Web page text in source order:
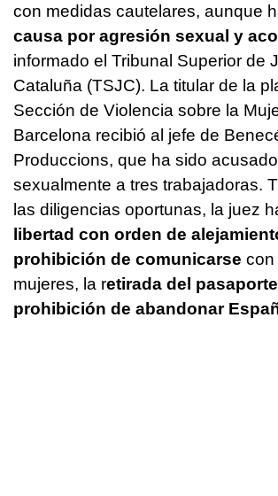
con medidas cautelares, aunque
causa por agresión sexual y
informado el Tribunal Superior de
Cataluña (TSJC). La titular de la
Sección de Violencia sobre la
Barcelona recibió al jefe de
Produccions, que ha sido
sexualmente a tres trabajadoras.
las diligencias oportunas, la juez
libertad con orden de
prohibición de comunicarse con
mujeres, la retirada del
prohibición de abandonar